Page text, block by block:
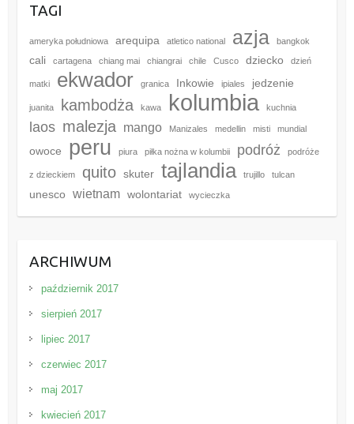
TAGI
ameryka południowa arequipa atletico national azja bangkok
cali cartagena chiang mai chiangrai chile Cusco dziecko dzień
matki ekwador granica Inkowie ipiales jedzenie
juanita kambodża kawa kolumbia kuchnia
laos malezja mango Manizales medellin misti mundial
owoce peru piura piłka nożna w kolumbii podróż podróże
z dzieckiem quito skuter tajlandia trujillo tulcan
unesco wietnam wolontariat wycieczka
ARCHIWUM
październik 2017
sierpień 2017
lipiec 2017
czerwiec 2017
maj 2017
kwiecień 2017